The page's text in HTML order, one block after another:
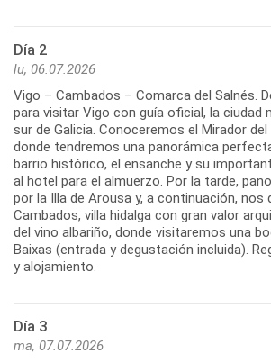
Día 2
lu, 06.07.2026
Vigo – Cambados – Comarca del Salnés.
para visitar Vigo con guía oficial, la ciudad
sur de Galicia. Conoceremos el Mirador
donde tendremos una panorámica
barrio histórico, el ensanche y su
al hotel para el almuerzo. Por la tarde,
por la Illa de Arousa y, a continuación, nos
Cambados, villa hidalga con gran valor
del vino albariño, donde visitaremos una
Baixas (entrada y degustación incluida).
Día 3
ma, 07.07.2026